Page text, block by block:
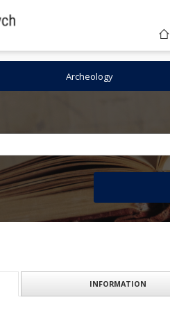
Archeology
INFORMATION